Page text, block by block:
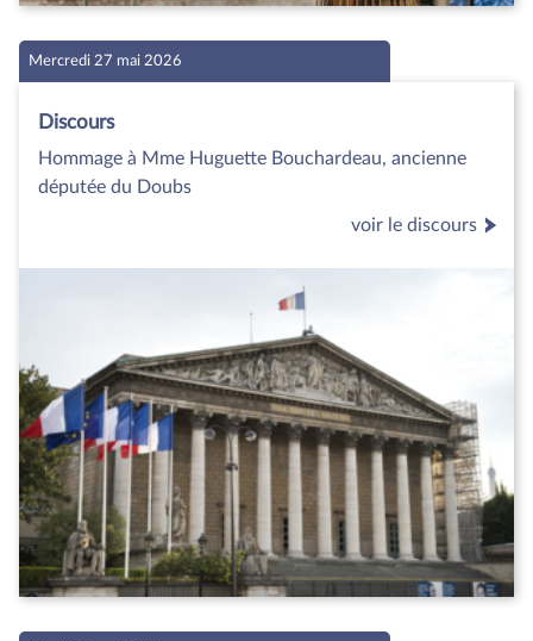
Mercredi 27 mai 2026
Discours
Hommage à Mme Huguette Bouchardeau, ancienne
députée du Doubs
voir le discours